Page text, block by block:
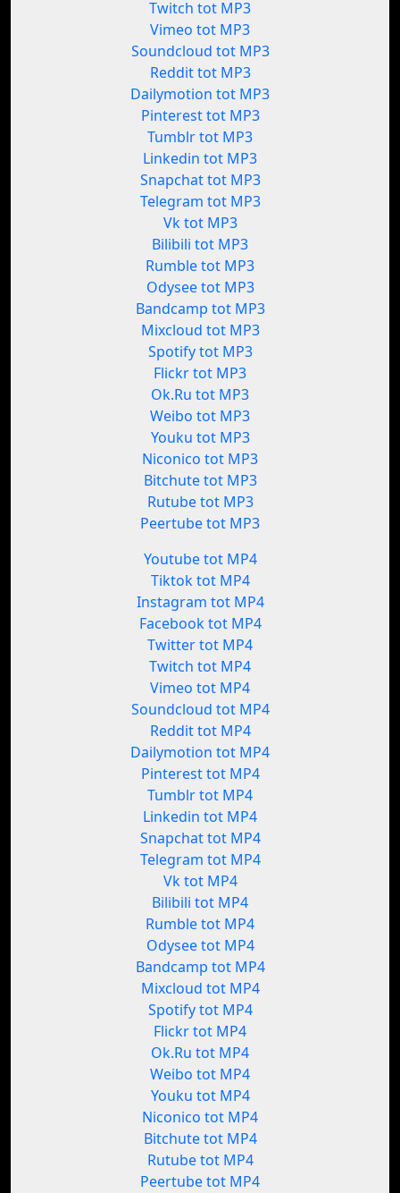
Twitch tot MP3
Vimeo tot MP3
Soundcloud tot MP3
Reddit tot MP3
Dailymotion tot MP3
Pinterest tot MP3
Tumblr tot MP3
Linkedin tot MP3
Snapchat tot MP3
Telegram tot MP3
Vk tot MP3
Bilibili tot MP3
Rumble tot MP3
Odysee tot MP3
Bandcamp tot MP3
Mixcloud tot MP3
Spotify tot MP3
Flickr tot MP3
Ok.Ru tot MP3
Weibo tot MP3
Youku tot MP3
Niconico tot MP3
Bitchute tot MP3
Rutube tot MP3
Peertube tot MP3
Youtube tot MP4
Tiktok tot MP4
Instagram tot MP4
Facebook tot MP4
Twitter tot MP4
Twitch tot MP4
Vimeo tot MP4
Soundcloud tot MP4
Reddit tot MP4
Dailymotion tot MP4
Pinterest tot MP4
Tumblr tot MP4
Linkedin tot MP4
Snapchat tot MP4
Telegram tot MP4
Vk tot MP4
Bilibili tot MP4
Rumble tot MP4
Odysee tot MP4
Bandcamp tot MP4
Mixcloud tot MP4
Spotify tot MP4
Flickr tot MP4
Ok.Ru tot MP4
Weibo tot MP4
Youku tot MP4
Niconico tot MP4
Bitchute tot MP4
Rutube tot MP4
Peertube tot MP4